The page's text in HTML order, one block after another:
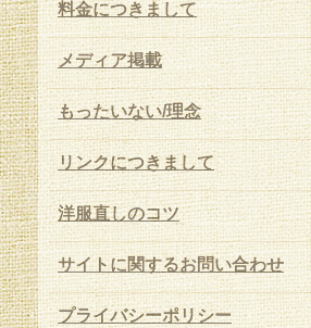
料金につきまして
メディア掲載
もったいない/理念
リンクにつきまして
洋服直しのコツ
サイトに関するお問い合わせ
プライバシーポリシー